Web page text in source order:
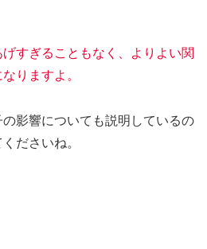
すぎることもなく、よりよい関
りますよ。
影響についても説明しているの
ださいね。